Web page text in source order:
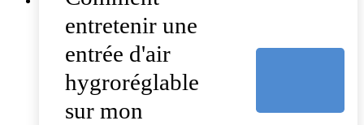
entretenir une
entrée d'air
hygroréglable
sur mon